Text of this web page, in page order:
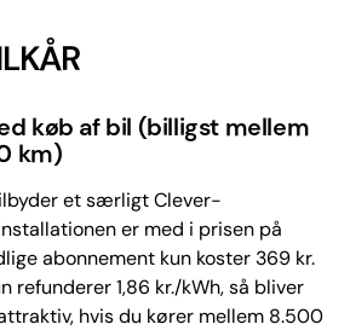
køb af bil (billigst mellem
km)
et særligt Clever-
er med i prisen på
abonnement kun koster 369 kr.
refunderer 1,86 kr./kWh, så bliver
hvis du kører mellem 8.500